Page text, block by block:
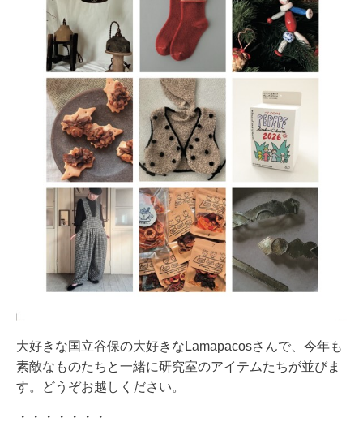
大好きな国立谷保の大好きなLamapacosさんで、今年も
素敵なものたちと一緒に研究室のアイテムたちが並びま
す。どうぞお越しください。
・・・・・・・